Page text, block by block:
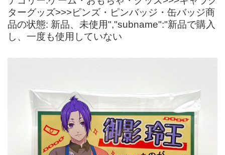
ターグッズ>>>ピンズ・ピンバッジ・缶バッジ商
品の状態: 新品、未使用","subname":"新品で購入
し、一度も使用していない